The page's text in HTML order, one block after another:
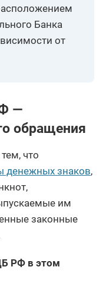
Банка
от
—
обращения
что
денежных знаков,
им
законные
РФ в этом